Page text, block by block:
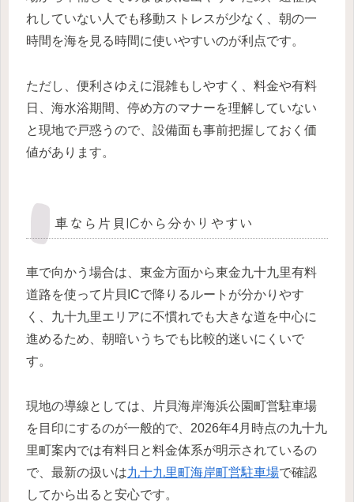
れしていない人でも移動ストレスが少なく、朝の一
時間を海を見る時間に使いやすいのが利点です。
ただし、便利さゆえに混雑もしやすく、料金や有料
日、海水浴期間、停め方のマナーを理解していない
と現地で戸惑うので、設備面も事前把握しておく価
値があります。
車なら片貝ICから分かりやすい
車で向かう場合は、東金方面から東金九十九里有料
道路を使って片貝ICで降りるルートが分かりやす
く、九十九里エリアに不慣れでも大きな道を中心に
進めるため、朝暗いうちでも比較的迷いにくいで
す。
現地の導線としては、片貝海岸海浜公園町営駐車場
を目印にするのが一般的で、2026年4月時点の九十九
里町案内では有料日と料金体系が明示されているの
で、最新の扱いは九十九里町海岸町営駐車場で確認
してから出ると安心です。